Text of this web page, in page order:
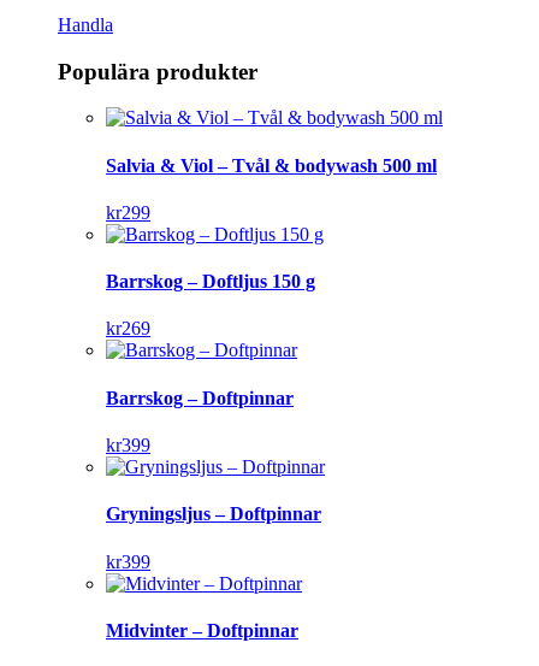
Handla
Populära produkter
Salvia & Viol – Tvål & bodywash 500 ml
kr299
Barrskog – Doftljus 150 g
kr269
Barrskog – Doftpinnar
kr399
Gryningsljus – Doftpinnar
kr399
Midvinter – Doftpinnar